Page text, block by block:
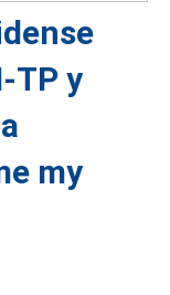
TP y
my